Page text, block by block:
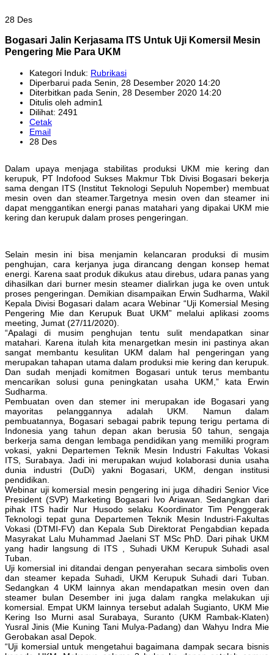
28 Des
Bogasari Jalin Kerjasama ITS Untuk Uji Komersil Mesin
Pengering Mie Para UKM
Kategori Induk: Rubrikasi
Diperbarui pada Senin, 28 Desember 2020 14:20
Diterbitkan pada Senin, 28 Desember 2020 14:20
Ditulis oleh admin1
Dilihat: 2491
Cetak
Email
28 Des
Dalam upaya menjaga stabilitas produksi UKM mie kering dan
kerupuk, PT Indofood Sukses Makmur Tbk Divisi Bogasari bekerja
sama dengan ITS (Institut Teknologi Sepuluh Nopember) membuat
mesin oven dan steamer.Targetnya mesin oven dan steamer ini
dapat menggantikan energi panas matahari yang dipakai UKM mie
kering dan kerupuk dalam proses pengeringan.
Selain mesin ini bisa menjamin kelancaran produksi di musim
penghujan, cara kerjanya juga dirancang dengan konsep hemat
energi. Karena saat produk dikukus atau direbus, udara panas yang
dihasilkan dari burner mesin steamer dialirkan juga ke oven untuk
proses pengeringan. Demikian disampaikan Erwin Sudharma, Wakil
Kepala Divisi Bogasari dalam acara Webinar “Uji Komersial Mesing
Pengering Mie dan Kerupuk Buat UKM” melalui aplikasi zooms
meeting, Jumat (27/11/2020).
“Apalagi di musim penghujan tentu sulit mendapatkan sinar
matahari. Karena itulah kita menargetkan mesin ini pastinya akan
sangat membantu kesulitan UKM dalam hal pengeringan yang
merupakan tahapan utama dalam produksi mie kering dan kerupuk.
Dan sudah menjadi komitmen Bogasari untuk terus membantu
mencarikan solusi guna peningkatan usaha UKM,” kata Erwin
Sudharma.
Pembuatan oven dan stemer ini merupakan ide Bogasari yang
mayoritas pelanggannya adalah UKM. Namun dalam
pembuatannya, Bogasari sebagai pabrik tepung terigu pertama di
Indonesia yang tahun depan akan berusia 50 tahun, sengaja
berkerja sama dengan lembaga pendidikan yang memiliki program
vokasi, yakni Departemen Teknik Mesin Industri Fakultas Vokasi
ITS, Surabaya. Jadi ini merupakan wujud kolaborasi dunia usaha
dunia industri (DuDi) yakni Bogasari, UKM, dengan institusi
pendidikan.
Webinar uji komersial mesin pengering ini juga dihadiri Senior Vice
President (SVP) Marketing Bogasari Ivo Ariawan. Sedangkan dari
pihak ITS hadir Nur Husodo selaku Koordinator Tim Penggerak
Teknologi tepat guna Departemen Teknik Mesin Industri-Fakultas
Vokasi (DTMI-FV) dan Kepala Sub Direktorat Pengabdian kepada
Masyrakat Lalu Muhammad Jaelani ST MSc PhD. Dari pihak UKM
yang hadir langsung di ITS , Suhadi UKM Kerupuk Suhadi asal
Tuban.
Uji komersial ini ditandai dengan penyerahan secara simbolis oven
dan steamer kepada Suhadi, UKM Kerupuk Suhadi dari Tuban.
Sedangkan 4 UKM lainnya akan mendapatkan mesin oven dan
steamer bulan Desember ini juga dalam rangka melakukan uji
komersial. Empat UKM lainnya tersebut adalah Sugianto, UKM Mie
Kering Iso Murni asal Surabaya, Suranto (UKM Rambak-Klaten)
Yusral Jinis (Mie Kuning Tani Mulya-Padang) dan Wahyu Indra Mie
Gerobakan asal Depok.
“Uji komersial untuk mengetahui bagaimana dampak secara bisnis